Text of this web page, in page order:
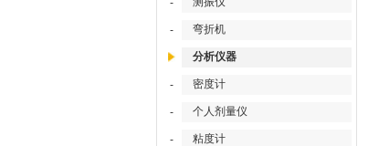
-
- 弯折机
分析仪器
- 密度计
- 个人剂量仪
- 粘度计